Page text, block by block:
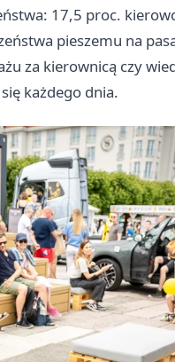
17,5 proc.
pieszemu na
za kierownicą czy
każdego dnia.